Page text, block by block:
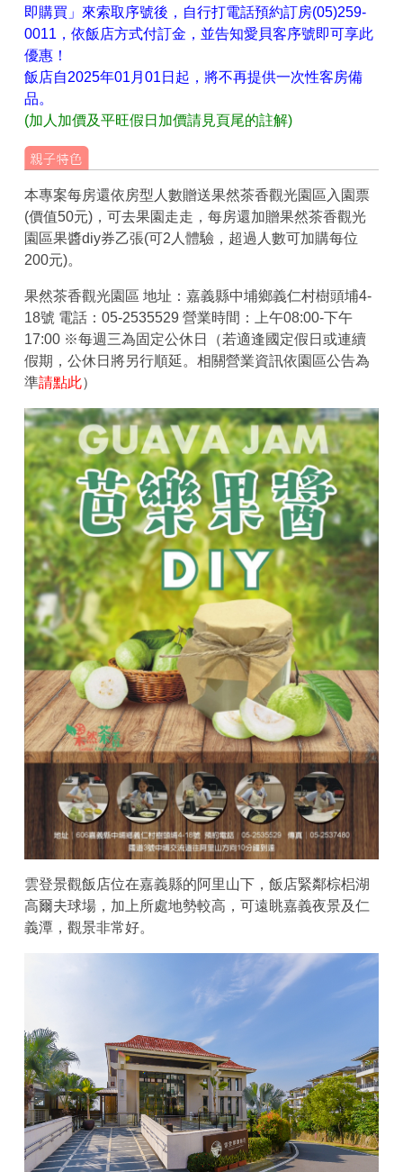
即購買」來索取序號後，自行打電話預約訂房(05)259-
0011，依飯店方式付訂金，並告知愛貝客序號即可享此
優惠！
飯店自2025年01月01日起，將不再提供一次性客房備
品。
(加人加價及平旺假日加價請見頁尾的註解)
本專案每房還依房型人數贈送果然茶香觀光園區入園票
(價值50元)，可去果園走走，每房還加贈果然茶香觀光
園區果醬diy券乙張(可2人體驗，超過人數可加購每位
200元)。
果然茶香觀光園區 地址：嘉義縣中埔鄉義仁村樹頭埔4-
18號 電話：05-2535529 營業時間：上午08:00-下午
17:00 ※每週三為固定公休日（若適逢國定假日或連續
假期，公休日將另行順延。相關營業資訊依園區公告為
準請點此）
雲登景觀飯店位在嘉義縣的阿里山下，飯店緊鄰棕梠湖
高爾夫球場，加上所處地勢較高，可遠眺嘉義夜景及仁
義潭，觀景非常好。